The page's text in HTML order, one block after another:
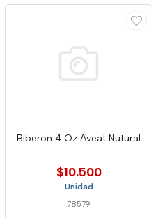
Biberon 4 Oz Aveat Nutural
$10.500
Unidad
78579